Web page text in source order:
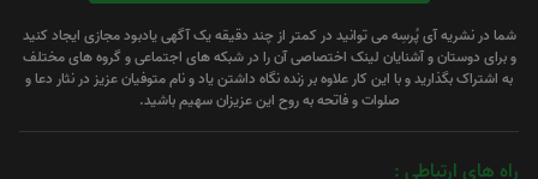
شما در نشریه آی پُرسِه می توانید در کمتر از چند دقیقه یک آگهی یادبود مجازی ایجاد کنید
و برای دوستان و آشنایان لینک اختصاصی آن را در شبکه های اجتماعی و گروه های مختلف
به اشتراک بگذارید و با این کار علاوه بر زنده نگاه داشتن یاد و نام متوفیان عزیز در نثار دعا و
صلوات و فاتحه به روح این عزیزان سهیم باشید.
راه های ارتباطی :